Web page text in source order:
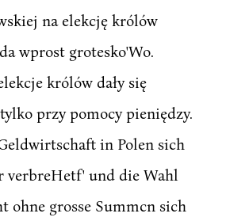
na elekcję królów
wprost grotesko'Wo.
królów dały się
przy pomocy pieniędzy.
in Polen sich
verbreHetf' und die Wahl
ohne grosse Summcn sich